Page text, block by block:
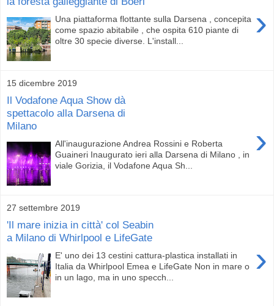
›
Una piattaforma flottante sulla Darsena , concepita
come spazio abitabile , che ospita 610 piante di
oltre 30 specie diverse. L'install...
15 dicembre 2019
Il Vodafone Aqua Show dà
spettacolo alla Darsena di
Milano
›
All'inaugurazione Andrea Rossini e Roberta
Guaineri Inaugurato ieri alla Darsena di Milano , in
viale Gorizia, il Vodafone Aqua Sh...
27 settembre 2019
'Il mare inizia in città' col Seabin
a Milano di Whirlpool e LifeGate
›
E' uno dei 13 cestini cattura-plastica installati in
Italia da Whirlpool Emea e LifeGate Non in mare o
in un lago, ma in uno specch...